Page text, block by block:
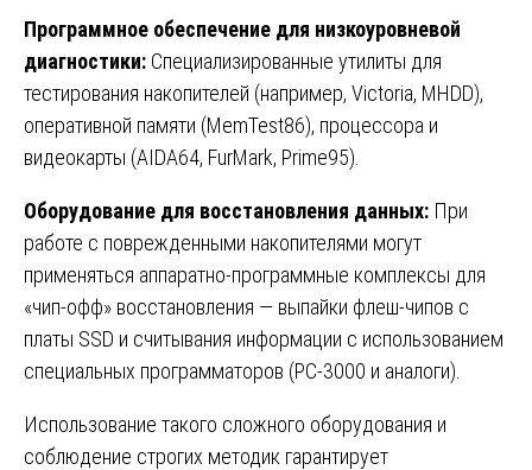
Программное обеспечение для низкоуровневой
диагностики: Специализированные утилиты для
тестирования накопителей (например, Victoria, MHDD),
оперативной памяти (MemTest86), процессора и
видеокарты (AIDA64, FurMark, Prime95).
Оборудование для восстановления данных: При
работе с поврежденными накопителями могут
применяться аппаратно-программные комплексы для
«чип-офф» восстановления — выпайки флеш-чипов с
платы SSD и считывания информации с использованием
специальных программаторов (PC-3000 и аналоги).
Использование такого сложного оборудования и
соблюдение строгих методик гарантирует